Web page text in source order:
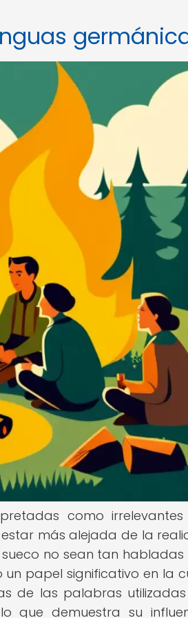
como
más alejada de la
no sean tan
papel significativo en la
de las palabras
que demuestra su